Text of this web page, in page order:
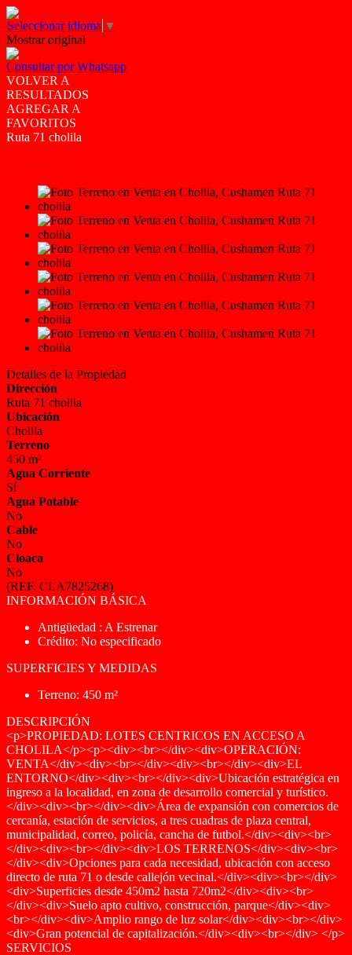
Seleccionar idioma ▼
Mostrar original
Consultar por Whatsapp
VOLVER A
RESULTADOS
AGREGAR A
FAVORITOS
Ruta 71 cholila
Detalles de la Propiedad
Dirección
Ruta 71 cholila
Ubicación
Cholila
Terreno
450 m²
Agua Corriente
Sí
Agua Potable
No
Cable
No
Cloaca
No
(REF. CLA7825268)
INFORMACIÓN BÁSICA
Antigüedad : A Estrenar
Crédito: No especificado
SUPERFICIES Y MEDIDAS
Terreno: 450 m²
DESCRIPCIÓN
<p>PROPIEDAD: LOTES CENTRICOS EN ACCESO A
CHOLILA</p><p><div><br></div><div>OPERACIÓN:
VENTA</div><div><br></div><div><br></div><div>EL
ENTORNO</div><div><br></div><div>Ubicación estratégica en
ingreso a la localidad, en zona de desarrollo comercial y turístico.
</div><div><br></div><div>Área de expansión con comercios de
cercanía, estación de servicios, a tres cuadras de plaza central,
municipalidad, correo, policía, cancha de futbol.</div><div><br>
</div><div><br></div><div>LOS TERRENOS</div><div><br>
</div><div>Opciones para cada necesidad, ubicación con acceso
directo de ruta 71 o desde callejón vecinal.</div><div><br></div>
<div>Superficies desde 450m2 hasta 720m2</div><div><br>
</div><div>Suelo apto cultivo, construcción, parque</div><div>
<br></div><div>Amplio rango de luz solar</div><div><br></div>
<div>Gran potencial de capitalización.</div><div><br></div> </p>
SERVICIOS